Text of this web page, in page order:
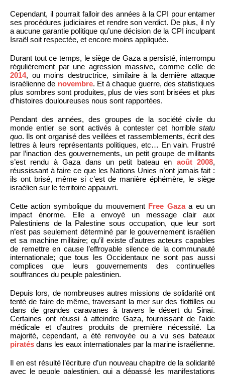
Cependant, il pourrait falloir des années à la CPI pour entamer
ses procédures judiciaires et rendre son verdict. De plus, il n’y
a aucune garantie politique qu’une décision de la CPI inculpant
Israël soit respectée, et encore moins appliquée.
Durant tout ce temps, le siège de Gaza a persisté, interrompu
régulièrement par une agression massive, comme celle de
2014, ou moins destructrice, similaire à la dernière attaque
israélienne de novembre. Et à chaque guerre, des statistiques
plus sombres sont produites, plus de vies sont brisées et plus
d’histoires douloureuses nous sont rapportées.
Pendant des années, des groupes de la société civile du
monde entier se sont activés à contester cet horrible statu
quo. Ils ont organisé des veillées et rassemblements, écrit des
lettres à leurs représentants politiques, etc… En vain. Frustré
par l’inaction des gouvernements, un petit groupe de militants
s’est rendu à Gaza dans un petit bateau en août 2008,
réussissant à faire ce que les Nations Unies n’ont jamais fait :
ils ont brisé, même si c’est de manière éphémère, le siège
israélien sur le territoire appauvri.
Cette action symbolique du mouvement Free Gazaa eu un
impact énorme. Elle a envoyé un message clair aux
Palestiniens de la Palestine sous occupation, que leur sort
n’est pas seulement déterminé par le gouvernement israélien
et sa machine militaire; qu’il existe d’autres acteurs capables
de remettre en cause l’effroyable silence de la communauté
internationale; que tous les Occidentaux ne sont pas aussi
complices que leurs gouvernements des continuelles
souffrances du peuple palestinien.
Depuis lors, de nombreuses autres missions de solidarité ont
tenté de faire de même, traversant la mer sur des flottilles ou
dans de grandes caravanes à travers le désert du Sinaï.
Certaines ont réussi à atteindre Gaza, fournissant de l’aide
médicale et d’autres produits de première nécessité. La
majorité, cependant, a été renvoyée ou a vu ses bateaux
piratés dans les eaux internationales par la marine israélienne.
Il en est résulté l’écriture d’un nouveau chapitre de la solidarité
avec le peuple palestinien, qui a dépassé les manifestations